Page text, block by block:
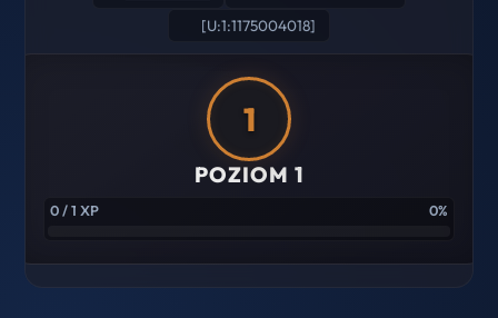
[U:1:1175004018]
1
POZIOM 1
0 / 1 XP 0%